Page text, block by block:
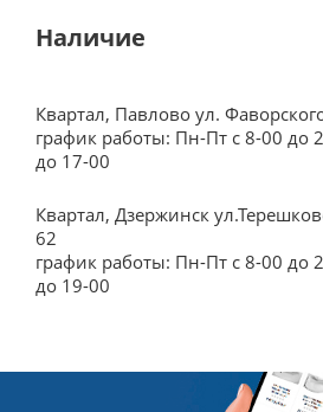
Наличие
Квартал, Павлово ул.
график работы: Пн-Пт с 8-00 до
до 17-00
Квартал, Дзержинск
62
график работы: Пн-Пт с 8-00 до
до 19-00